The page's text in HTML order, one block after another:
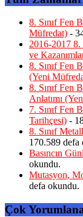
8. Sınıf Fen
Müfredat) -
2016-2017
ve
8. Sınıf Fen
(Yeni
8. Sınıf Fen
Anlatımı
7. Sınıf Fen
Tarihçesi) -
8. Sınıf
170.589 defa
Basıncın
okundu.
Mutasyon,
defa okundu.
Çok